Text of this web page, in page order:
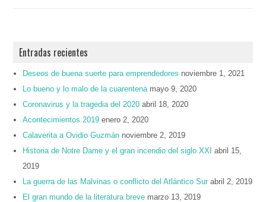
Entradas recientes
Deseos de buena suerte para emprendedores noviembre 1, 2021
Lo bueno y lo malo de la cuarentena mayo 9, 2020
Coronavirus y la tragedia del 2020 abril 18, 2020
Acontecimientos 2019 enero 2, 2020
Calaverita a Ovidio Guzmán noviembre 2, 2019
Historia de Notre Dame y el gran incendio del siglo XXI
abril 15,
2019
La guerra de las Malvinas o conflicto del Atlántico Sur abril 2, 2019
El gran mundo de la literatura breve marzo 13, 2019